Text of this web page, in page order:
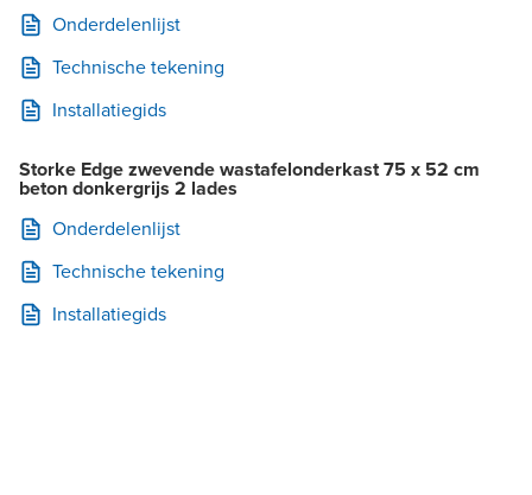
Onderdelenlijst
Technische tekening
Installatiegids
Storke Edge zwevende wastafelonderkast 75 x 52 cm
beton donkergrijs 2 lades
Onderdelenlijst
Technische tekening
Installatiegids